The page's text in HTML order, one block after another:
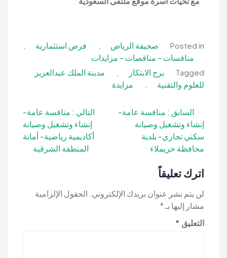
Posted in صحيفة الرياض فرص استثمارية
منافسات - مناقصات - مزايدات
Tagged برج الابتكار
مدينة الملك عبدالعزيز
للعلوم والتقنية
مزايدة
تصفّح
المقالات
السابق : منافسة عامة-
إنشاء وتشغيل وصيانة
سكني تجاري- بلدية
محافظة حريملاء
التالي : منافسة عامة-
إنشاء وتشغيل وصيانة
أكاديمية رياضية- أمانة
المنطقة الشرقية
اترك تعليقاً
لن يتم نشر عنوان بريدك الإلكتروني. الحقول الإلزامية
مشار إليها بـ*
التعليق *